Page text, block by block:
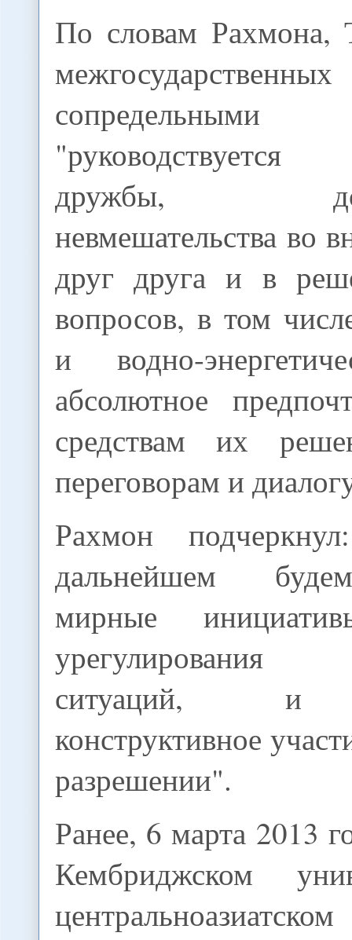
По словам Рахмона,
сопредельными
дружбы,
невмешательства во
друг друга и в
вопросов, в том
и водно-
абсолютное
средствам их
переговорам и
Рахмон
дальнейшем
мирные
урегулирования
ситуаций, и
конструктивное
разрешении".
Ранее, 6 марта 2013
Кембриджском